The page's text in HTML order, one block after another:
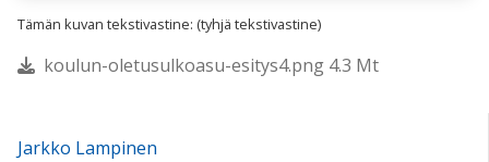
Tämän kuvan tekstivastine: (tyhjä tekstivastine)
koulun-oletusulkoasu-esitys4.png 4.3 Mt
Jarkko Lampinen